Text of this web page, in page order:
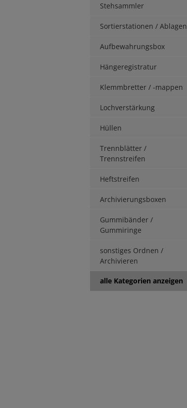
Stehsammler
Sortierstationen / Ablagen
Aufbewahrungsbox
Hängeregistratur
Klemmbretter / -mappen
Lochverstärkung
Hüllen
Trennblätter /
Trennstreifen
Heftstreifen
Archivierungsboxen
Gummibänder /
Gummiringe
sonstiges Ordnen /
Archivieren
alle Kategorien anzeigen